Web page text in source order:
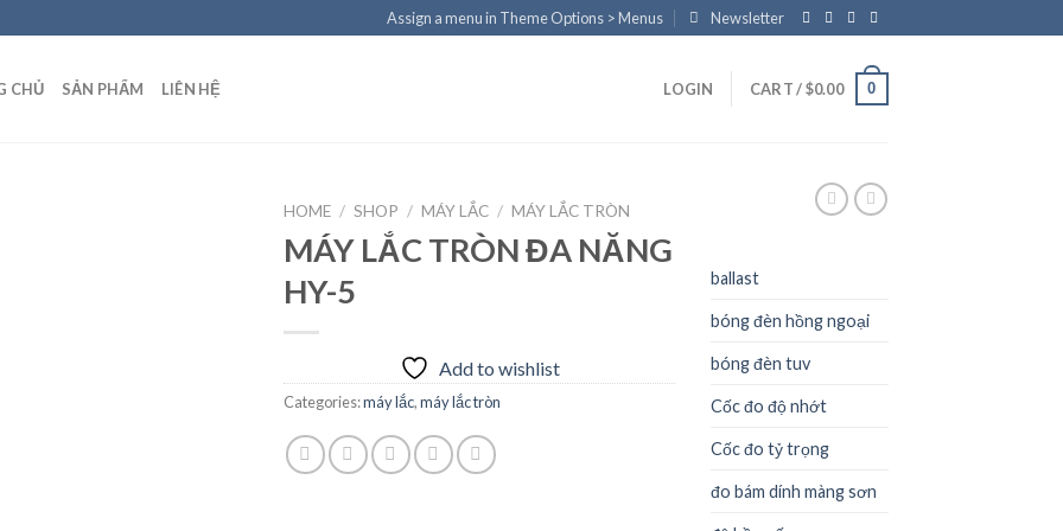
Assign a menu in Theme Options > Menus Newsletter
CHỦ SẢN PHẨM LIÊN HỆ LOGIN CART /$0.00 0
HOME / SHOP / MÁY LẮC / MÁY LẮC TRÒN
MÁY LẮC TRÒN ĐA NĂNG
HY-5
Add to wishlist
Categories:máy lắc,máy lắc tròn
ballast
bóng đèn hồng ngoại
bóng đèn tuv
Cốc đo độ nhớt
Cốc đo tỷ trọng
đo bám dính màng sơn